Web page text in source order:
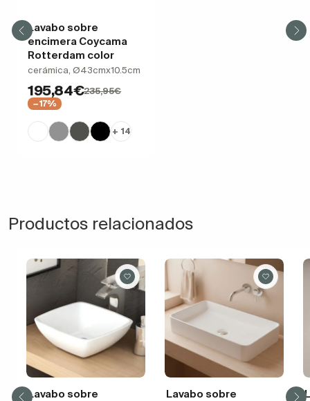
Lavabo sobre
encimera Coycama
Rotterdam color
cerámica, Ø43cmx10.5cm
195,84€235,95€
−17%
+ 14
Productos relacionados
Lavabo sobre
Lavabo sobre